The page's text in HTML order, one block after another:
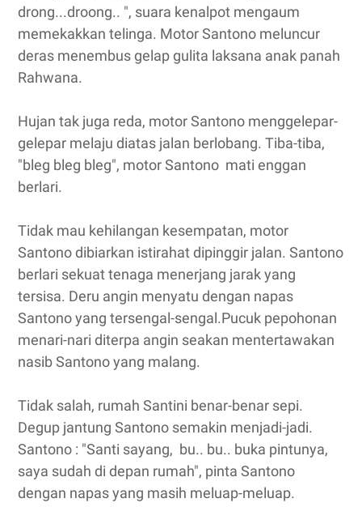
drong...droong.. ", suara kenalpot mengaum
memekakkan telinga. Motor Santono meluncur
deras menembus gelap gulita laksana anak panah
Rahwana.
Hujan tak juga reda, motor Santono menggelepar-
gelepar melaju diatas jalan berlobang. Tiba-tiba,
"bleg bleg bleg", motor Santono mati enggan
berlari.
Tidak mau kehilangan kesempatan, motor
Santono dibiarkan istirahat dipinggir jalan. Santono
berlari sekuat tenaga menerjang jarak yang
tersisa. Deru angin menyatu dengan napas
Santono yang tersengal-sengal.Pucuk pepohonan
menari-nari diterpa angin seakan mentertawakan
nasib Santono yang malang.
Tidak salah, rumah Santini benar-benar sepi.
Degup jantung Santono semakin menjadi-jadi.
Santono : "Santi sayang, bu.. bu.. buka pintunya,
saya sudah di depan rumah", pinta Santono
dengan napas yang masih meluap-meluap.